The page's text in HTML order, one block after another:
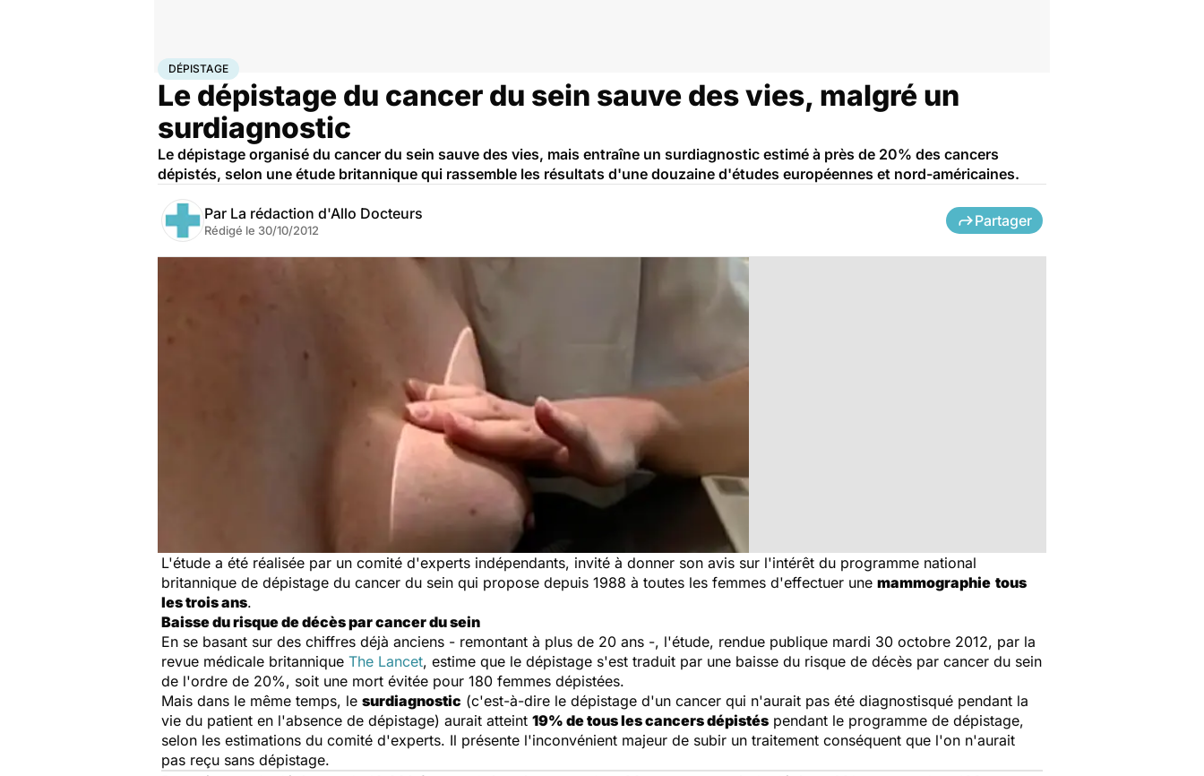
AccueilSantéMaladies
DÉPISTAGE
Le dépistage du cancer du sein sauve des vies, malgré un
surdiagnostic
Le dépistage organisé du cancer du sein sauve des vies, mais entraîne un surdiagnostic estimé à près de 20% des cancers
dépistés, selon une étude britannique qui rassemble les résultats d'une douzaine d'études européennes et nord-américaines.
Par La rédaction d'Allo Docteurs
Rédigé le 30/10/2012
Partager
L'étude a été réalisée par un comité d'experts indépendants, invité à donner son avis sur l'intérêt du programme national
britannique de dépistage du cancer du sein qui propose depuis 1988 à toutes les femmes d'effectuer une mammographie tous
les trois ans.
Baisse du risque de décès par cancer du sein
En se basant sur des chiffres déjà anciens - remontant à plus de 20 ans -, l'étude, rendue publique mardi 30 octobre 2012, par la
revue médicale britannique The Lancet, estime que le dépistage s'est traduit par une baisse du risque de décès par cancer du sein
de l'ordre de 20%, soit une mort évitée pour 180 femmes dépistées.
Mais dans le même temps, le surdiagnostic (c'est-à-dire le dépistage d'un cancer qui n'aurait pas été diagnostisqué pendant la
vie du patient en l'absence de dépistage) aurait atteint 19% de tous les cancers dépistés pendant le programme de dépistage,
selon les estimations du comité d'experts. Il présente l'inconvénient majeur de subir un traitement conséquent que l'on n'aurait
pas reçu sans dépistage.